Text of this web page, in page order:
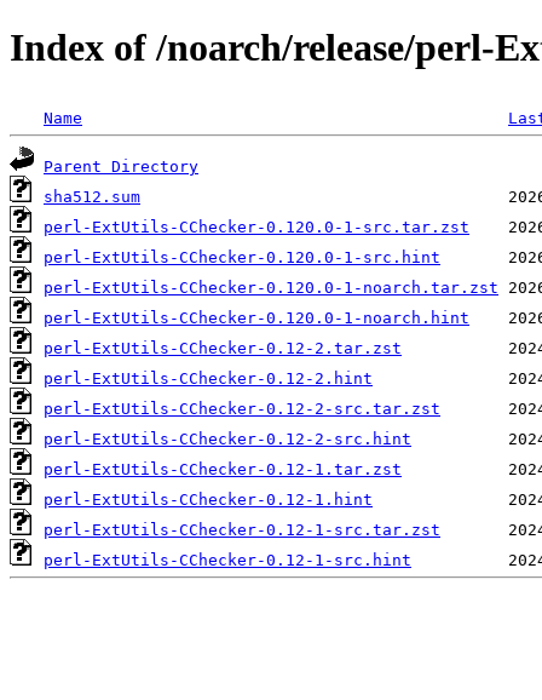
Index of /noarch/release/perl-
Name
Parent Directory
sha512.sum
perl-ExtUtils-CChecker-0.120.0-1-src.tar.zst
perl-ExtUtils-CChecker-0.120.0-1-src.hint
perl-ExtUtils-CChecker-0.120.0-1-noarch.tar.zst
perl-ExtUtils-CChecker-0.120.0-1-noarch.hint
perl-ExtUtils-CChecker-0.12-2.tar.zst
perl-ExtUtils-CChecker-0.12-2.hint
perl-ExtUtils-CChecker-0.12-2-src.tar.zst
perl-ExtUtils-CChecker-0.12-2-src.hint
perl-ExtUtils-CChecker-0.12-1.tar.zst
perl-ExtUtils-CChecker-0.12-1.hint
perl-ExtUtils-CChecker-0.12-1-src.tar.zst
perl-ExtUtils-CChecker-0.12-1-src.hint